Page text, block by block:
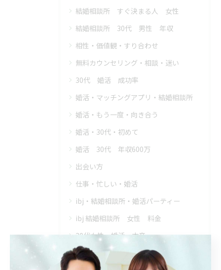
結婚相談所 すぐ決まる人 女性
結婚相談所 30代 男性 年収
相性・価値観・すり合わせ
無料カウンセリング・相談・迷い
30代 婚活 成功率
婚活・マッチングアプリ・結婚相談所
婚活・もう一度・向き合う
婚活・30代・初めて
婚活 30代 年収600万
出会い方
仕事・忙しい・婚活
ibj・結婚相談所・婚活パーティー
ibj 結婚相談所 女性 料金
30代女性・婚活・本音
30代・婚活・結婚相談所